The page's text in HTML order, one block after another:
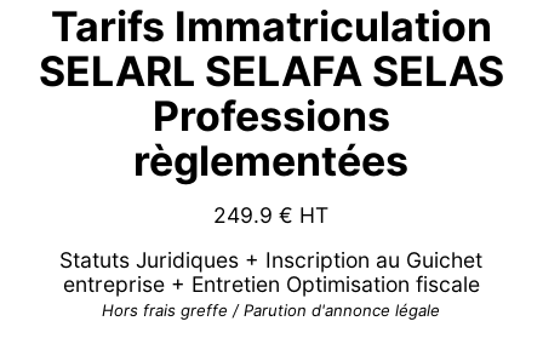
Tarifs Immatriculation
SELARL SELAFA SELAS
Professions
règlementées
249.9 € HT
Statuts Juridiques + Inscription au Guichet
entreprise + Entretien Optimisation fiscale
Hors frais greffe / Parution d'annonce légale